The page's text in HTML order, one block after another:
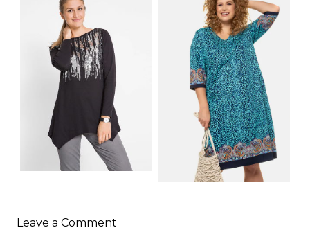
AKCESORIA, KTÓRE
MUSISZ MIEĆ
MATERIAŁY I KROJE
NA LATO
CEKINAMI CZARNY
Leave a Comment